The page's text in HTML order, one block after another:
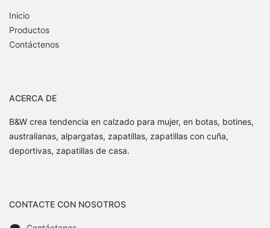
Inicio
Productos
Contáctenos
ACERCA DE
B&W crea tendencia en calzado para mujer, en botas, botines,
australianas, alpargatas, zapatillas, zapatillas con cuña,
deportivas, zapatillas de casa.
CONTACTE CON NOSOTROS